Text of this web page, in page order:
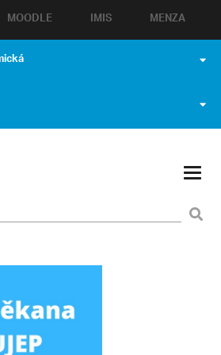
MOODLE IMIS MENZA